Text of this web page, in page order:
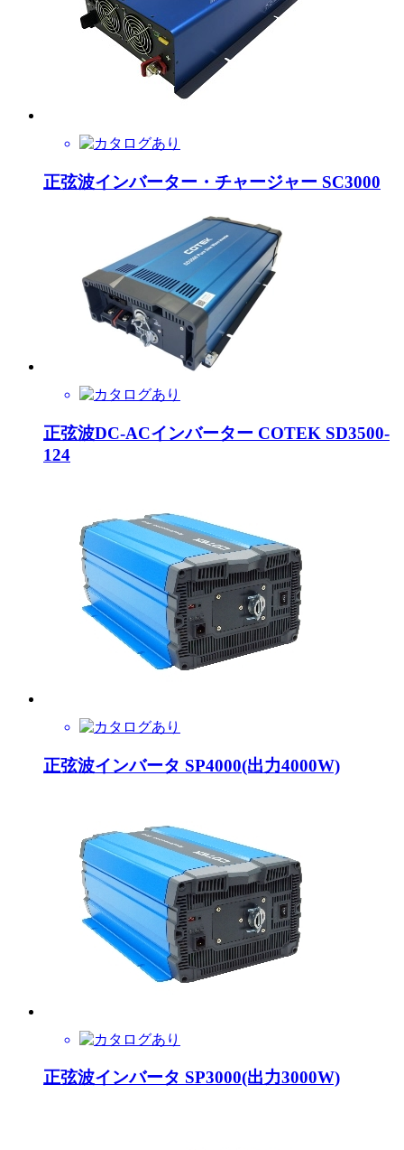
正弦波インバーター・チャージャー SC3000
正弦波DC-ACインバーター COTEK SD3500-
124
正弦波インバータ SP4000(出力4000W)
正弦波インバータ SP3000(出力3000W)